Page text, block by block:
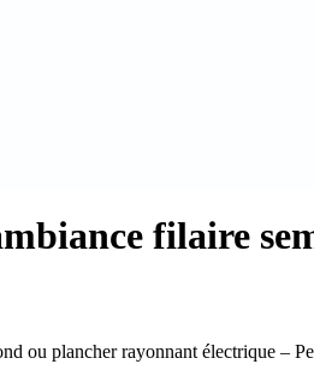
filaire
ou plancher rayonnant électrique –